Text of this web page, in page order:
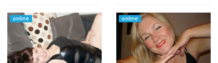
online online